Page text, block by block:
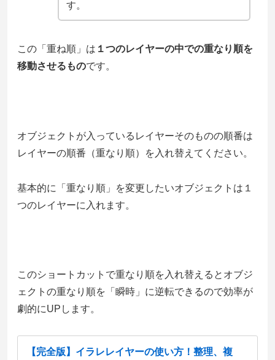
す。
この「重ね順」は １つのレイヤーの中での重なり順を
移動させるものです。
オブジェクトが入っているレイヤーそのものの順番は
レイヤーの順番（重なり順）を入れ替えてください。
基本的に「重なり順」を変更したいオブジェクトは１
つのレイヤーに入れます。
このショートカットで重なり順を入れ替えるとオブジ
ェクトの重なり順を「瞬時」に逆転できるので効率が
劇的にUPします。
【完全版】イラレレイヤーの使い方！整理、複